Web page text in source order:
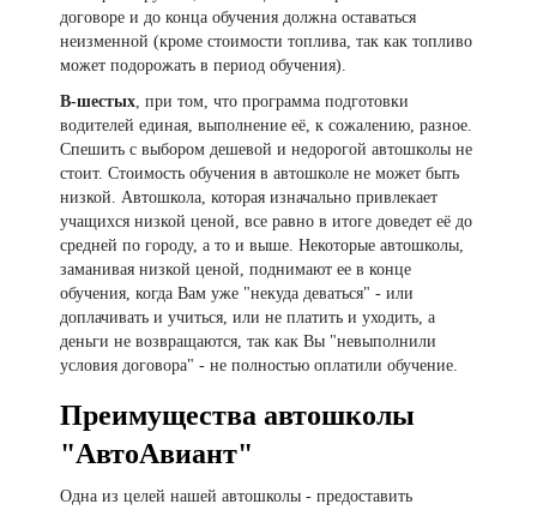
договоре и до конца обучения должна оставаться
неизменной (кроме стоимости топлива, так как топливо
может подорожать в период обучения).
В-шестых, при том, что программа подготовки
водителей единая, выполнение её, к сожалению, разное.
Спешить с выбором дешевой и недорогой автошколы не
стоит. Стоимость обучения в автошколе не может быть
низкой. Автошкола, которая изначально привлекает
учащихся низкой ценой, все равно в итоге доведет её до
средней по городу, а то и выше. Некоторые автошколы,
заманивая низкой ценой, поднимают ее в конце
обучения, когда Вам уже "некуда деваться" - или
доплачивать и учиться, или не платить и уходить, а
деньги не возвращаются, так как Вы "невыполнили
условия договора" - не полностью оплатили обучение.
Преимущества автошколы
"АвтоАвиант"
Одна из целей нашей автошколы - предоставить